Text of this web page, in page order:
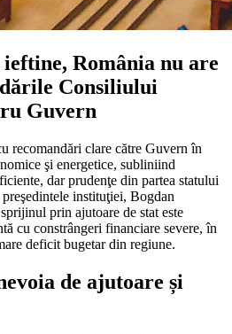
România nu are
Consiliului
Guvern
recomandări clare către Guvern în
şi energetice, subliniind
dar prudenţe din partea statului
instituţiei, Bogdan
prin ajutoare de stat este
cu constrângeri financiare severe, în
deficit bugetar din regiune.
de ajutoare și